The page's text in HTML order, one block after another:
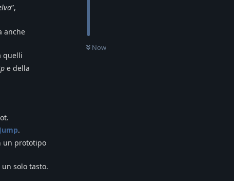
Now
”,
anche
quelli
e della
.
un prototipo
solo tasto.